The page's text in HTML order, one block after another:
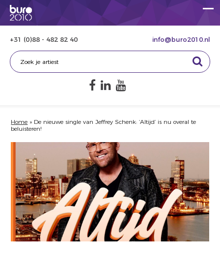
+31 (0)88 - 482 82 40 info@buro2010.nl
Home » De nieuwe single van Jeffrey Schenk: ‘Altijd’ is nu overal te
beluisteren!